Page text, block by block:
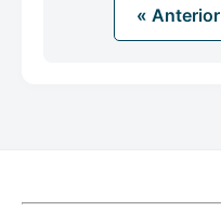
« Anterior